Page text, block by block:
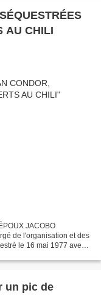
AU CHILI
JACOBO
le 16 mai 1977 avec
un pic de